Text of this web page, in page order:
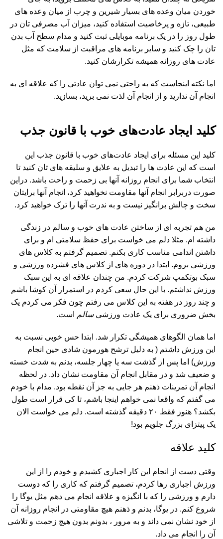
خوردن میان وعده های بسیار شیرین و چرب از میان وعده های
طبیعی، تازه و پرخاصیت استفاده کنید، میزان آب مصرفی تان در
طول روز را در یک برنامه موبایلی ثبت کنید و مدام سطح آب بدن
تان را چک کنید و سایر برنامه های مراقبت از سلامت که مثل
عادت های روزانه همیشه تکرارشان کنید.
اما نکته اینجاست که به راحتی نمی توان عادتی را که علاقه ای به
انجام آن ندارید و از انجام آن لذت نمی برید، بسازید.
کلید ایجاد عادت‌های خوب با قانون جذب
کلید این مسئله برای ایجاد عادت‌های خوب با قانون جذب این
است که این عادت ها را تبدیل به علایق و سلیقه های تان کنید تا
انتخاب شما برای انجام روزانه آنها بی زحمت و راحت باشد. دراین
صورت دربرابر انجام آنها مقاومت نخواهید کرد، انجام آنها برایتان
سخت و چالش برانگیز نیست و به ندرت آنها را ترک خواهید کرد.
من هم تجربه ای از ساختن عادت های خوب و سالم در زندگی
داشته ام. مثلا دلم می خواست برای حفظ سلامتی ام و برای
داشتن اندامی مناسب کاری بکنم. تصمیم گرفتم به کلاس های
ورزشی بروم. ابتدا در دوره های از کلاس های فشرده ورزشی و
سبک بوتکمپ شرکت کردم. من چندان علاقه ای به این سبک
ورزش نداشتم. با این حال سعی کردم در استمرار آن کوشا باشم
و چند روز در هفته به این کلاس می رفتم چون فکر می کردم یک
بخش ضروری برای یک عادت ورزشیسالم است.
اما همان الگوهای همیشگی تکرار شد. ابتدا حس خوبی نسبت به
این ورزش داشتم ( به دلیل ترشح هورمون شادی حین انجام
ورزش) اما پس از گذشت سه یا چهار جلسه، بدنم به شدت خسته
و ضعیف شد و در مقابل انجام آن مقاومت نشان داد. در لحظه
انجام آن تمرینات ذهنم هر جایی به جز آن نقطه بود. مدام با خودم
می گفتم که واقعا نمی خواهم اینجا باشم، تا کی قرار است طول
بکشد؟ هنوز فقط ۲۰ دقیقه گذشته است. دلم می خواست الان
یک پیتزای بزرگ جلویم بود!
کلید علاقه
وقتی دست از انجام این کار اجباری کشیدم و خودم را از این
ورزش اجباری رها کردم، تصمیم گرفتم که کاری را که دوست
دارم و ورزشی را که با انگیزه و علاقه انجام می دهم مثل یوگا را
شروع کنم. در یوگا، بدنم و ذهنم هیچ مقاومتی در انجام روزانه آن
از خود نشان نمی داند و به مرور ، بدونم بدون هیچ زحمت و تلاشی
آن را انجام می داد.